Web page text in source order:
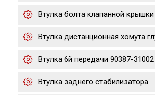
Втулка болта клапанной крышки
Втулка дистанционная хомута
Втулка 6й передачи 90387-31002
Втулка заднего стабилизатора